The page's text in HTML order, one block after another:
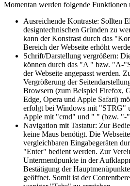
Momentan werden folgende Funktionen
Ausreichende Kontraste: Sollten
designtechnischen Gründen zu
kann der Konstrast durch das
Bereich der Webseite erhöht
Schrift/Darstellung vergrößern:
können durch das "A " bzw. "A-
der Webseite angepasst werden.
Vergrößerung der
Browsern (zum Beispiel Firefox,
Edge, Opera und Apple Safari)
erfolgt bei Windows mit "STRG"
Apple mit "cmd" und " " (bzw. "-
Navigation mit Tastatur: Zur
keine Maus benötigt. Die
vergleichbaren Eingabegeräten
"Enter" bedient werden. Zur
Untermenüpunkte in der
Bestätigung der
geöffnet. Somit ist der